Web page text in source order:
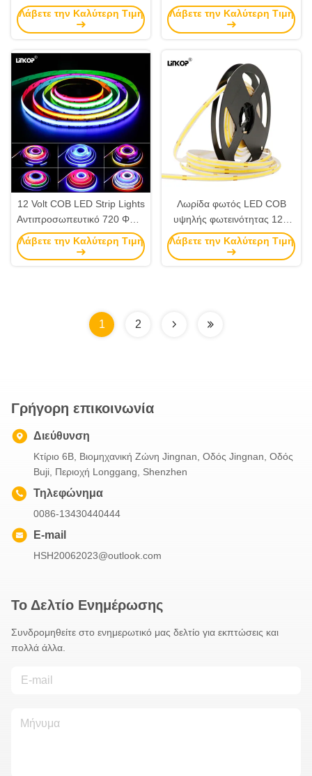
320 LED/m Μονόχρωμες
Λάβετε την Καλύτερη Τιμή
5m Λωρίδα φωτός LED
Ρυθμιζόμενη 528 Leds/M
Λάβετε την Καλύτερη Τιμή
12 Volt COB LED Strip Lights
Αντιπροσωπευτικό 720 Φως/
Μέτρο 2811IC Χρώμα RGB
Ευέλικτη Φωτεινή Λωρίδα
Λάβετε την Καλύτερη Τιμή
Λωρίδα φωτός LED COB
υψηλής φωτεινότητας 12V
24V Μονόχρωμη 480leds/M
Chip On Board LED Strip
Λάβετε την Καλύτερη Τιμή
1 2
Γρήγορη επικοινωνία
Διεύθυνση
Κτίριο 6B, Βιομηχανική Ζώνη Jingnan, Οδός Jingnan, Οδός
Buji, Περιοχή Longgang, Shenzhen
Τηλεφώνημα
0086-13430440444
E-mail
HSH20062023@outlook.com
Το Δελτίο Ενημέρωσης
Συνδρομηθείτε στο ενημερωτικό μας δελτίο για εκπτώσεις και
πολλά άλλα.